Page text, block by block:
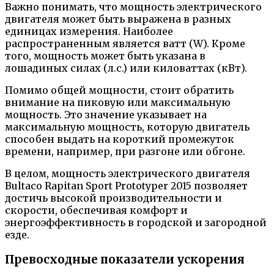
Важно понимать, что мощность электрического
двигателя может быть выражена в разных
единицах измерения. Наиболее
распространенным является ватт (W). Кроме
того, мощность может быть указана в
лошадиных силах (л.с.) или киловаттах (кВт).
Помимо общей мощности, стоит обратить
внимание на пиковую или максимальную
мощность. Это значение указывает на
максимальную мощность, которую двигатель
способен выдать на короткий промежуток
времени, например, при разгоне или обгоне.
В целом, мощность электрического двигателя
Bultaco Rapitan Sport Prototyper 2015 позволяет
достичь высокой производительности и
скорости, обеспечивая комфорт и
энергоэффективность в городской и загородной
езде.
Превосходные показатели ускорения